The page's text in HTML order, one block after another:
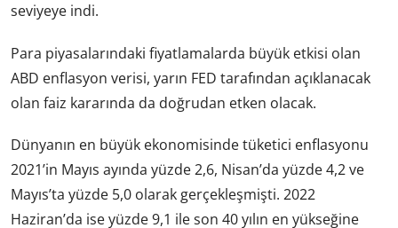
seviyeye indi.
Para piyasalarındaki fiyatlamalarda büyük etkisi olan
ABD enflasyon verisi, yarın FED tarafından açıklanacak
olan faiz kararında da doğrudan etken olacak.
Dünyanın en büyük ekonomisinde tüketici enflasyonu
2021’in Mayıs ayında yüzde 2,6, Nisan’da yüzde 4,2 ve
Mayıs’ta yüzde 5,0 olarak gerçekleşmişti. 2022
Haziran’da ise yüzde 9,1 ile son 40 yılın en yükseğine